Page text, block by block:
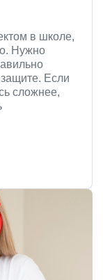
в школе,
Нужно
Если
сложнее,